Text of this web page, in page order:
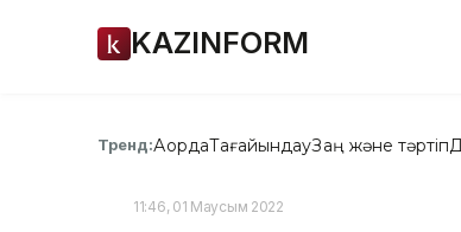
KAZINFORM
Тренд:АқордаТағайындауЗаң және тәртіп
11:46, 01 Маусым 2022